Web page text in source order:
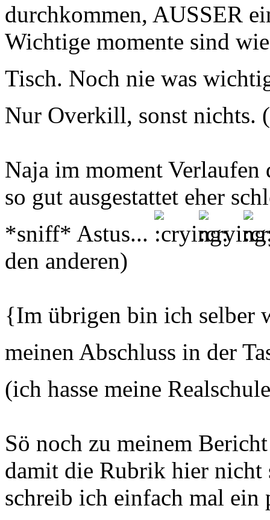
durchkommen, AUSSER
Wichtige momente sind
Tisch. Noch nie was
Nur Overkill, sonst nichts.
Naja im moment
so gut ausgestattet eher
*sniff* Astus...
den anderen)
{Im übrigen bin ich selber
meinen Abschluss in der
(ich hasse meine
Sö noch zu meinem
damit die Rubrik hier nicht
schreib ich einfach mal ein